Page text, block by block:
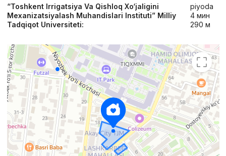
“Toshkent Irrigatsiya Va Qishloq Xo‘jaligini
Mexanizatsiyalash Muhandislari Instituti” Milliy
Tadqiqot Universiteti:
piyoda
4 мин
290 м